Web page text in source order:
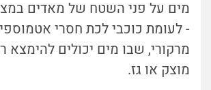
מים על פני השטח של מאדים
- לעומת כוכבי לכת חסרי
מרקורי, שבו מים יכולים להימצא
מוצק או גז.